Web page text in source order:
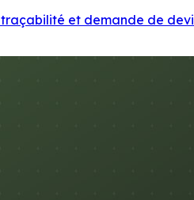
et demande de